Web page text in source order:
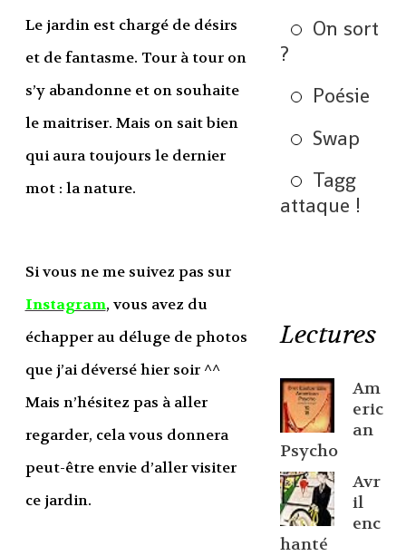
Le jardin est chargé de désirs
et de fantasme. Tour à tour on
s’y abandonne et on souhaite
le maitriser. Mais on sait bien
qui aura toujours le dernier
mot : la nature.
Si vous ne me suivez pas sur
Instagram, vous avez du
échapper au déluge de photos
que j’ai déversé hier soir ^^
Mais n’hésitez pas à aller
regarder, cela vous donnera
peut-être envie d’aller visiter
ce jardin.
On sort
?
Poésie
Swap
Tagg
attaque !
Lectures
Am
eric
an
Psycho
Avr
il
enc
hanté